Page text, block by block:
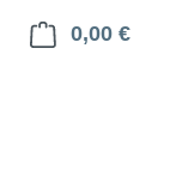
0,00 €